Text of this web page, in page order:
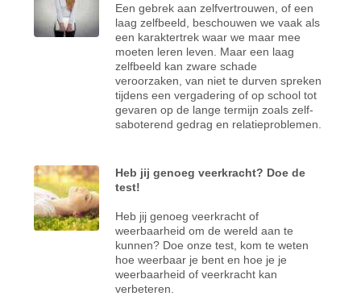
Een gebrek aan zelfvertrouwen, of een
laag zelfbeeld, beschouwen we vaak als
een karaktertrek waar we maar mee
moeten leren leven. Maar een laag
zelfbeeld kan zware schade
veroorzaken, van niet te durven spreken
tijdens een vergadering of op school tot
gevaren op de lange termijn zoals zelf-
saboterend gedrag en relatieproblemen.
Heb jij genoeg veerkracht? Doe de
test!
Heb jij genoeg veerkracht of
weerbaarheid om de wereld aan te
kunnen? Doe onze test, kom te weten
hoe weerbaar je bent en hoe je je
weerbaarheid of veerkracht kan
verbeteren.